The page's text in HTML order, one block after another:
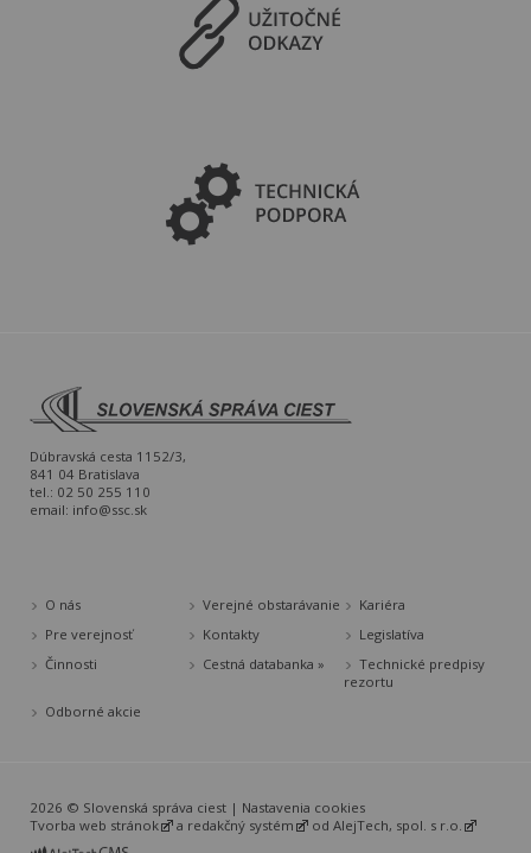
Dúbravská cesta 1152/3,
841 04 Bratislava
tel.: 02 50 255 110
email: info@ssc.sk
O nás Verejné obstarávanie
Kariéra
Pre verejnosť
Kontakty
Legislatíva
Činnosti
Cestná databanka »
Technické predpisy
rezortu
Odborné akcie
2026 © Slovenská správa ciest | Nastavenia cookies
Tvorba web stránok
a redakčný systém od AlejTech, spol. s r.o.